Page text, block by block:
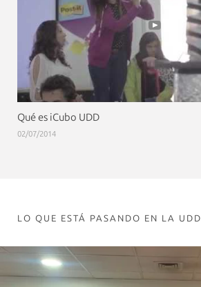
Qué es iCubo UDD
02/07/2014
LO QUE ESTÁ PASANDO EN LA UDD